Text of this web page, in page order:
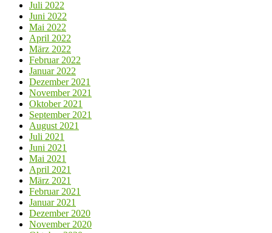
Juli 2022
Juni 2022
Mai 2022
April 2022
März 2022
Februar 2022
Januar 2022
Dezember 2021
November 2021
Oktober 2021
September 2021
August 2021
Juli 2021
Juni 2021
Mai 2021
April 2021
März 2021
Februar 2021
Januar 2021
Dezember 2020
November 2020